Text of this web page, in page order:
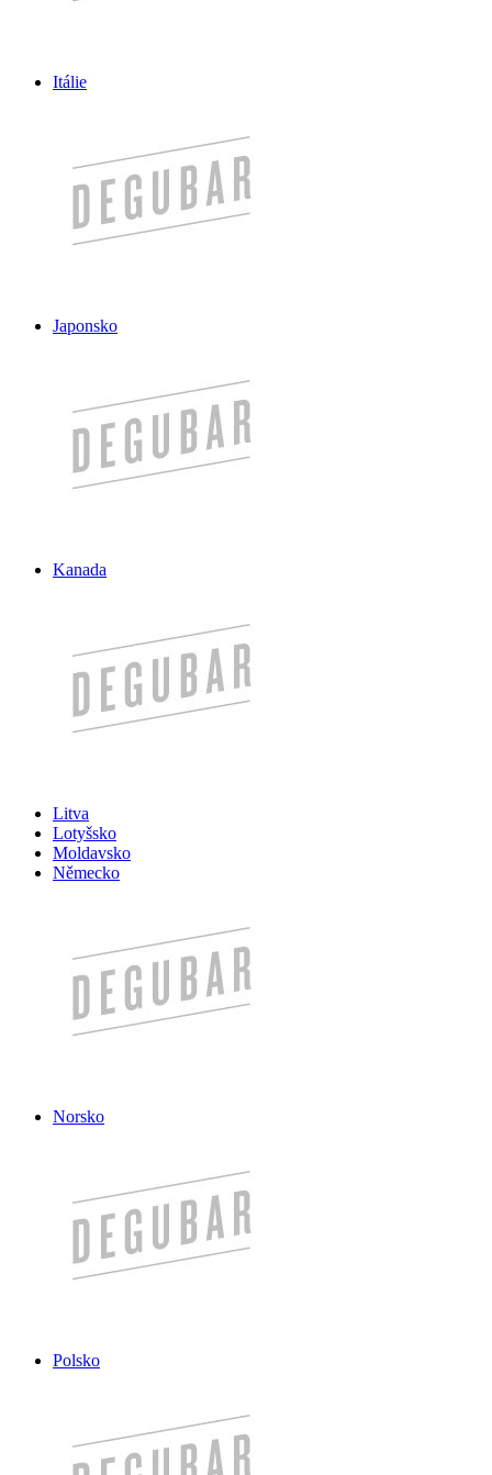
Itálie
Japonsko
Kanada
Litva
Lotyšsko
Moldavsko
Německo
Norsko
Polsko